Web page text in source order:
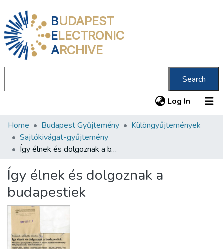
BUDAPEST
ELECTRONIC
ARCHIVE
Search
Log In (current)
Communities & Collections
All of DSpace
Statistics
About us
Home Budapest Gyűjtemény
Különgyűjtemények
Sajtókivágat-gyűjtemény
Így élnek és dolgoznak a budapestiek
Így élnek és dolgoznak a
budapestiek